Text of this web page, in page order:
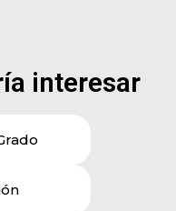
interesar